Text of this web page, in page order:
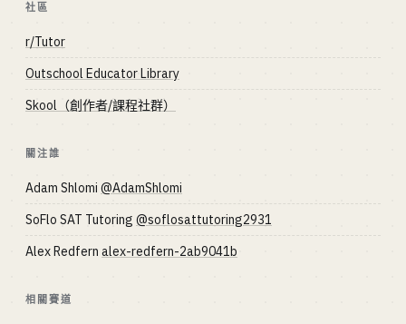
社區
r/Tutor
Outschool Educator Library
Skool（創作者/課程社群）
關注誰
Adam Shlomi @AdamShlomi
SoFlo SAT Tutoring @soflosattutoring2931
Alex Redfern alex-redfern-2ab9041b
相關賽道